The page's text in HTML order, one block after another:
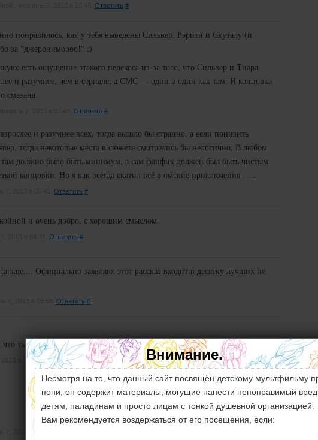
Ответить #
понравилось, как у тебя выведены Сильвер, Рэрити и Скуталу (и
за "джеронимоооо!" :)
есть ощущение этакого перекоса из-за того, что Сильвер и Тиара
и разумнее, чем в сериале, а СМС — один в один как там. И концовка
смазана.
Ответить #
и разумнее всех, тогда вышло бы странно, а если понизить
тогда некоторые места в сюжете смотрелись бы нелогично. В любом
должно было быть минимум, а сам фанфик должен был быть чистым
концовки. Но я как всегда скатил всё в омские приключения .__.
Ответить #
и очень добро, с хорошим смыслом.
Ответить #
Официально заявляю: этот рассказ входит в десятку лучших по
Ответить #
ты ох*енен?
в 12:06. Ответить #
7, 2013 в 13:04.
Внимание.
Несмотря на то, что данный сайт посвящён детскому мультфильму
пони, он содержит материалы, могущие нанести непоправимый вред
детям, паладинам и просто лицам с тонкой душевной организацией.
Вам рекомендуется воздержаться от его посещения, если: